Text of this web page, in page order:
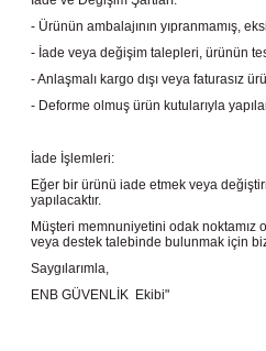
- Ürünün ambalajının yıpranmamış,
- İade veya değişim talepleri, ürünün
- Anlaşmalı kargo dışı veya faturasız
- Deforme olmuş ürün kutularıyla
İade İşlemleri:
Eğer bir ürünü iade etmek veya
yapılacaktır.
Müşteri memnuniyetini odak
veya destek talebinde bulunmak için
Saygılarımla,
ENB GÜVENLİK Ekibi"